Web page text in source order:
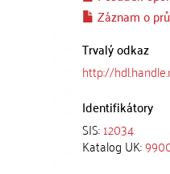
Záznam o
Trvalý odkaz
http://
Identifikátory
SIS:12034
Katalog UK: